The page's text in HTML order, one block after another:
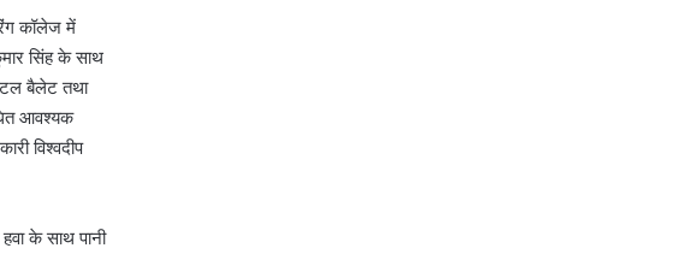
कॉलेज में
सिंह के साथ
बैलेट तथा
आवश्यक
विश्वदीप
के साथ पानी